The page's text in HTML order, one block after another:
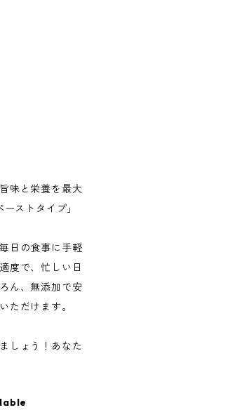
味と栄養を最大
ストタイプ」
日の食事に手軽
度で、忙しい日
ん、無添加で安
ただけます。
しょう！あなた